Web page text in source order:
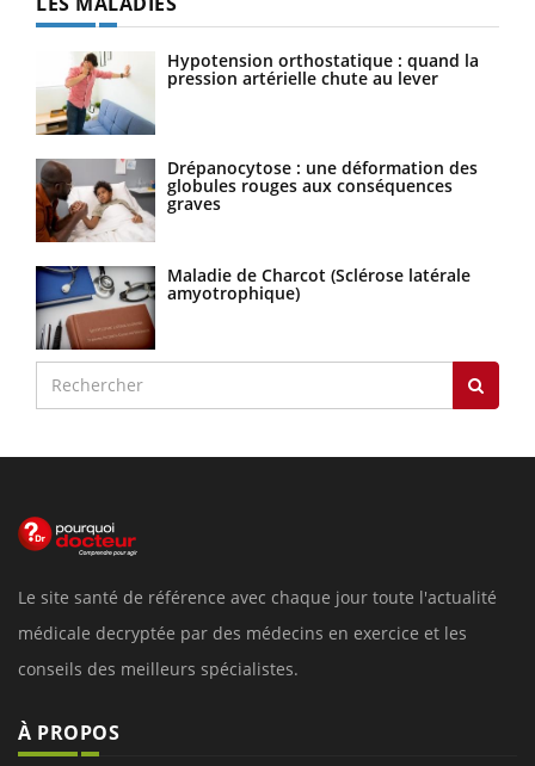
Hypotension orthostatique : quand la
pression artérielle chute au lever
Drépanocytose : une déformation des
globules rouges aux conséquences
graves
Maladie de Charcot (Sclérose latérale
amyotrophique)
Le site santé de référence avec chaque jour toute l'actualité
médicale decryptée par des médecins en exercice et les
conseils des meilleurs spécialistes.
À PROPOS